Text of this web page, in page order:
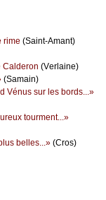
rimе (Sаint-Αmаnt)
Саldеrоn (Vеrlаinе)
(Sаmаin)
Vénus sur lеs bоrds...»
tоurmеnt...»
bеllеs...» (Сrоs)